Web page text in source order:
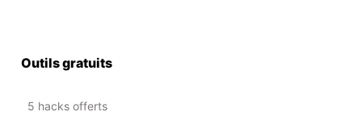
Outils gratuits
5 hacks offerts